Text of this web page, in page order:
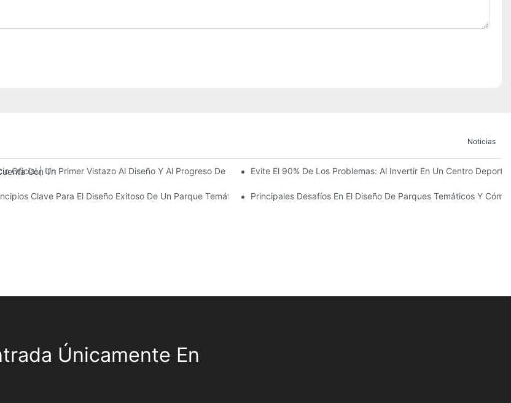
Noticias
Con Tres Plantas De Instalaciones De Entretenimiento Con Más De 60 Emocionantes Atracciones.
Oficial | Un Primer Vistazo Al Diseño Y Al Progreso De La Construcción Del Reino Infantil Modoqi De Wuhan, De 13.000
Evite El 90% De Los Problemas: Al Invertir En Un Centro
Clave Para El Diseño Exitoso De Un Parque Temático Principales Desafíos En El Diseño De Parques Temáticos Y
Únicamente En